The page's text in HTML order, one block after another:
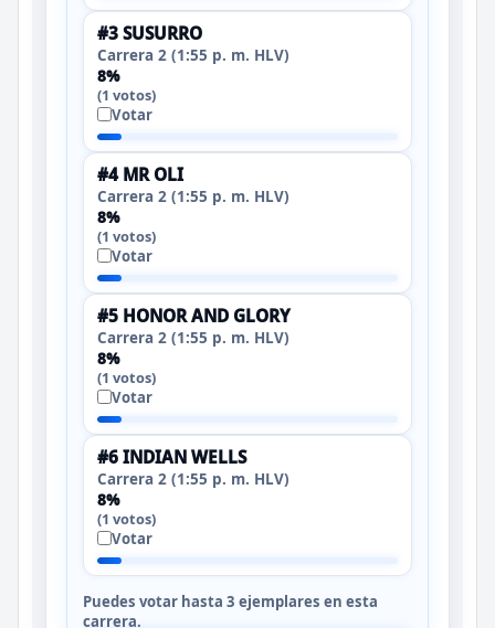
#3 SUSURRO
Carrera 2 (1:55 p. m. HLV)
8%
(1 votos)
Votar
#4 MR OLI
Carrera 2 (1:55 p. m. HLV)
8%
(1 votos)
Votar
#5 HONOR AND GLORY
Carrera 2 (1:55 p. m. HLV)
8%
(1 votos)
Votar
#6 INDIAN WELLS
Carrera 2 (1:55 p. m. HLV)
8%
(1 votos)
Votar
Puedes votar hasta 3 ejemplares en esta
carrera.